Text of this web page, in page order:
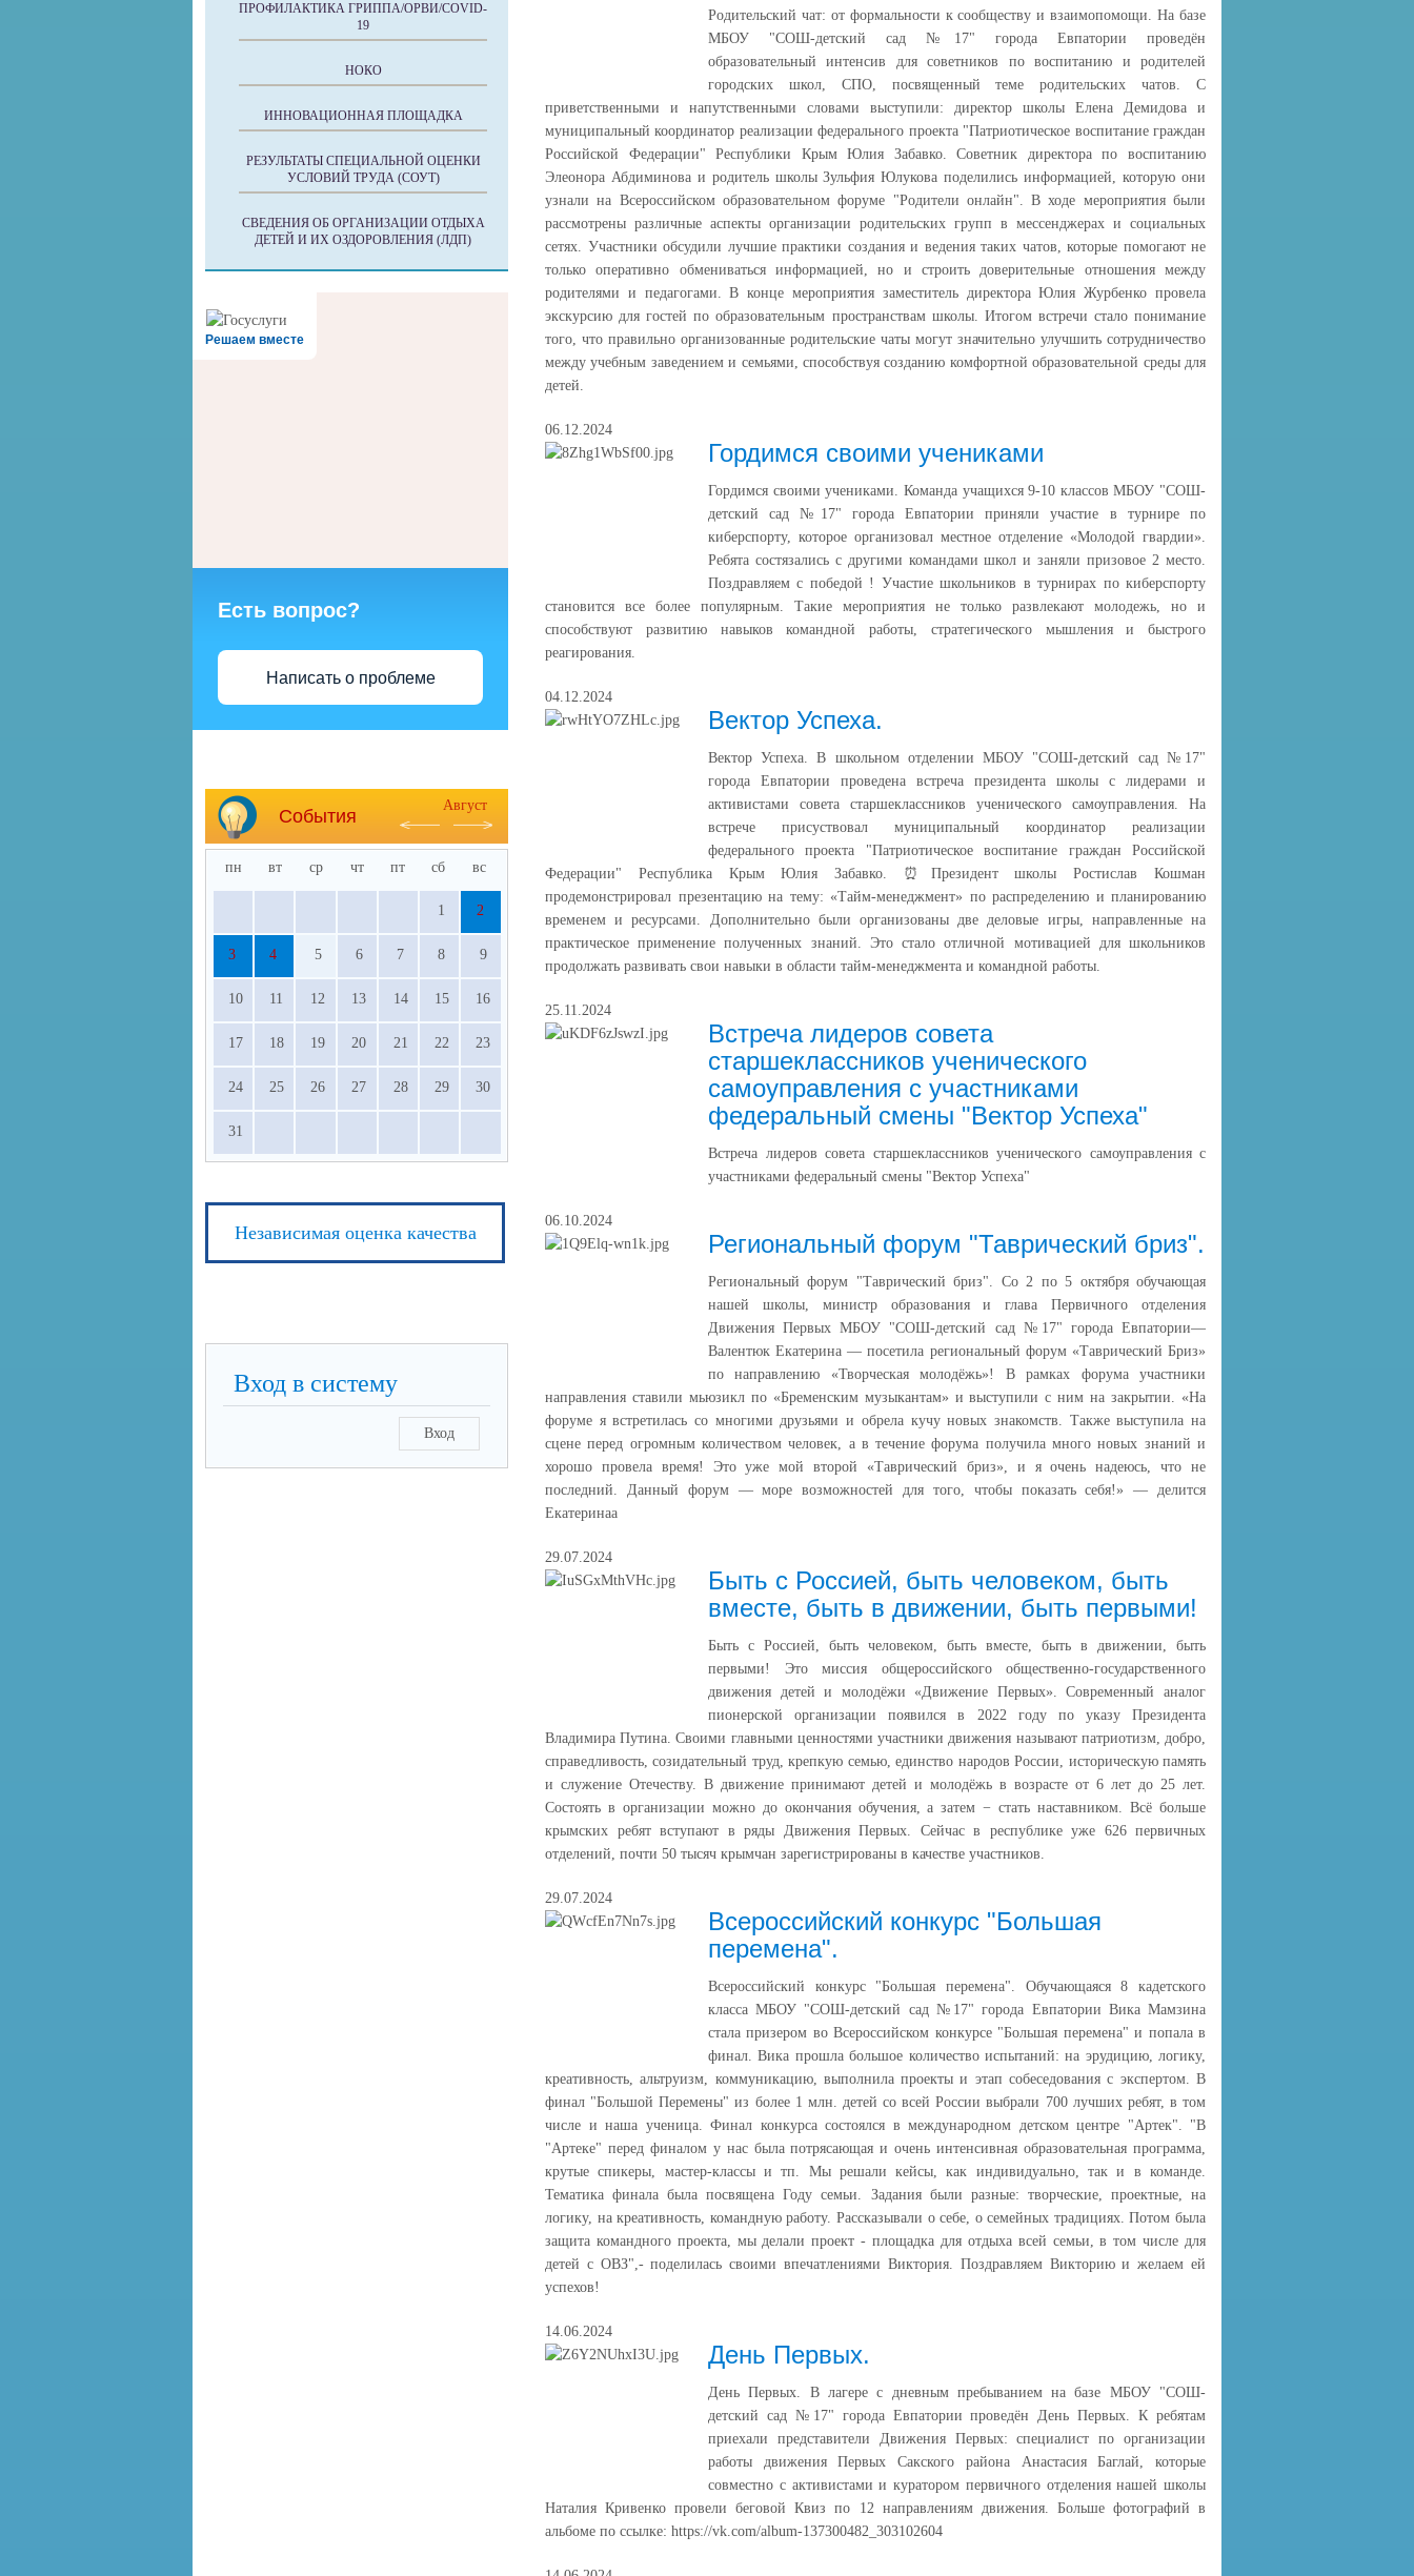
Родительский чат: от формальности к сообществу и взаимопомощи. На базе
МБОУ "СОШ-детский сад №17" города Евпатории проведён
образовательный интенсив для советников по воспитанию и родителей
городских школ, СПО, посвященный теме родительских чатов. С
приветственными и напутственными словами выступили: директор школы Елена Демидова и
муниципальный координатор реализации федерального проекта "Патриотическое воспитание граждан
Российской Федерации" Республики Крым Юлия Забавко. Советник директора по воспитанию
Элеонора Абдиминова и родитель школы Зульфия Юлукова поделились информацией, которую они
узнали на Всероссийском образовательном форуме "Родители онлайн". В ходе мероприятия были
рассмотрены различные аспекты организации родительских групп в мессенджерах и социальных
сетях. Участники обсудили лучшие практики создания и ведения таких чатов, которые помогают не
только оперативно обмениваться информацией, но и строить доверительные отношения между
родителями и педагогами. В конце мероприятия заместитель директора Юлия Журбенко провела
экскурсию для гостей по образовательным пространствам школы. Итогом встречи стало понимание
того, что правильно организованные родительские чаты могут значительно улучшить сотрудничество
между учебным заведением и семьями, способствуя созданию комфортной образовательной среды для
детей.
06.12.2024
Гордимся своими учениками
Гордимся своими учениками. Команда учащихся 9-10 классов МБОУ "СОШ-
детский сад №17" города Евпатории приняли участие в турнире по
киберспорту, которое организовал местное отделение «Молодой гвардии».
Ребята состязались с другими командами школ и заняли призовое 2 место.
Поздравляем с победой ! Участие школьников в турнирах по киберспорту
становится все более популярным. Такие мероприятия не только развлекают молодежь, но и
способствуют развитию навыков командной работы, стратегического мышления и быстрого
реагирования.
04.12.2024
Вектор Успеха.
Вектор Успеха. В школьном отделении МБОУ "СОШ-детский сад №17"
города Евпатории проведена встреча президента школы с лидерами и
активистами совета старшеклассников ученического самоуправления. На
встрече присуствовал муниципальный координатор реализации
федерального проекта "Патриотическое воспитание граждан Российской
Федерации" Республика Крым Юлия Забавко. ⏰Президент школы Ростислав Кошман
продемонстрировал презентацию на тему: «Тайм-менеджмент» по распределению и планированию
временем и ресурсами. Дополнительно были организованы две деловые игры, направленные на
практическое применение полученных знаний. Это стало отличной мотивацией для школьников
продолжать развивать свои навыки в области тайм-менеджмента и командной работы.
25.11.2024
Встреча лидеров совета
старшеклассников ученического
самоуправления с участниками
федеральный смены "Вектор Успеха"
Встреча лидеров совета старшеклассников ученического самоуправления с
участниками федеральный смены "Вектор Успеха"
06.10.2024
Региональный форум "Таврический бриз".
Региональный форум "Таврический бриз". Со 2 по 5 октября обучающая
нашей школы, министр образования и глава Первичного отделения
Движения Первых МБОУ "СОШ-детский сад №17" города Евпатории—
Валентюк Екатерина — посетила региональный форум «Таврический Бриз»
по направлению «Творческая молодёжь»! В рамках форума участники
направления ставили мьюзикл по «Бременским музыкантам» и выступили с ним на закрытии. «На
форуме я встретилась со многими друзьями и обрела кучу новых знакомств. Также выступила на
сцене перед огромным количеством человек, а в течение форума получила много новых знаний и
хорошо провела время! Это уже мой второй «Таврический бриз», и я очень надеюсь, что не
последний. Данный форум — море возможностей для того, чтобы показать себя!» — делится
Екатеринаа
29.07.2024
Быть с Россией, быть человеком, быть
вместе, быть в движении, быть первыми!
Быть с Россией, быть человеком, быть вместе, быть в движении, быть
первыми! Это миссия общероссийского общественно-государственного
движения детей и молодёжи «Движение Первых». Современный аналог
пионерской организации появился в 2022 году по указу Президента
Владимира Путина. Своими главными ценностями участники движения называют патриотизм, добро,
справедливость, созидательный труд, крепкую семью, единство народов России, историческую память
и служение Отечеству. В движение принимают детей и молодёжь в возрасте от 6 лет до 25 лет.
Состоять в организации можно до окончания обучения, а затем − стать наставником. Всё больше
крымских ребят вступают в ряды Движения Первых. Сейчас в республике уже 626 первичных
отделений, почти 50 тысяч крымчан зарегистрированы в качестве участников.
29.07.2024
Всероссийский конкурс "Большая
перемена".
Всероссийский конкурс "Большая перемена". Обучающаяся 8 кадетского
класса МБОУ "СОШ-детский сад №17" города Евпатории Вика Мамзина
стала призером во Всероссийском конкурсе "Большая перемена" и попала в
финал. Вика прошла большое количество испытаний: на эрудицию, логику,
креативность, альтруизм, коммуникацию, выполнила проекты и этап собеседования с экспертом. В
финал "Большой Перемены" из более 1 млн. детей со всей России выбрали 700 лучших ребят, в том
числе и наша ученица. Финал конкурса состоялся в международном детском центре "Артек". "В
"Артеке" перед финалом у нас была потрясающая и очень интенсивная образовательная программа,
крутые спикеры, мастер-классы и тп. Мы решали кейсы, как индивидуально, так и в команде.
Тематика финала была посвящена Году семьи. Задания были разные: творческие, проектные, на
логику, на креативность, командную работу. Рассказывали о себе, о семейных традициях. Потом была
защита командного проекта, мы делали проект - площадка для отдыха всей семьи, в том числе для
детей с ОВЗ",- поделилась своими впечатлениями Виктория. Поздравляем Викторию и желаем ей
успехов!
14.06.2024
День Первых.
День Первых. В лагере с дневным пребыванием на базе МБОУ "СОШ-
детский сад №17" города Евпатории проведён День Первых. К ребятам
приехали представители Движения Первых: специалист по организации
работы движения Первых Сакского района Анастасия Баглай, которые
совместно с активистами и куратором первичного отделения нашей школы
Наталия Кривенко провели беговой Квиз по 12 направлениям движения. Больше фотографий в
альбоме по ссылке: https://vk.com/album-137300482_303102604
ПРОФИЛАКТИКА ГРИППА/ОРВИ/COVID-
19
НОКО
ИННОВАЦИОННАЯ ПЛОЩАДКА
РЕЗУЛЬТАТЫ СПЕЦИАЛЬНОЙ ОЦЕНКИ
УСЛОВИЙ ТРУДА (СОУТ)
СВЕДЕНИЯ ОБ ОРГАНИЗАЦИИ ОТДЫХА
ДЕТЕЙ И ИХ ОЗДОРОВЛЕНИЯ (ЛДП)
Решаем вместе
Есть вопрос?
Написать о проблеме
События
Август
пн вт ср чт пт сб вс
1 2
3 4 5 6 7 8 9
10 11 12 13 14 15 16
17 18 19 20 21 22 23
24 25 26 27 28 29 30
31
Независимая оценка качества
Вход в систему
Вход